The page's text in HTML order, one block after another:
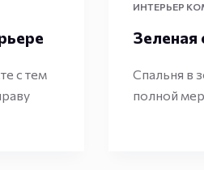
с тем
ИНТЕРЬЕР
Зеленая
Спальня в
полной